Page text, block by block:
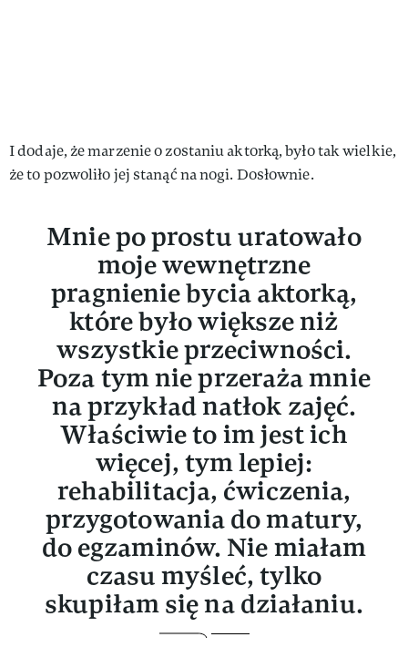
I dodaje, że marzenie o zostaniu aktorką, było tak wielkie,
że to pozwoliło jej stanąć na nogi. Dosłownie.
Mnie po prostu uratowało
moje wewnętrzne
pragnienie bycia aktorką,
które było większe niż
wszystkie przeciwności.
Poza tym nie przeraża mnie
na przykład natłok zajęć.
Właściwie to im jest ich
więcej, tym lepiej:
rehabilitacja, ćwiczenia,
przygotowania do matury,
do egzaminów. Nie miałam
czasu myśleć, tylko
skupiłam się na działaniu.